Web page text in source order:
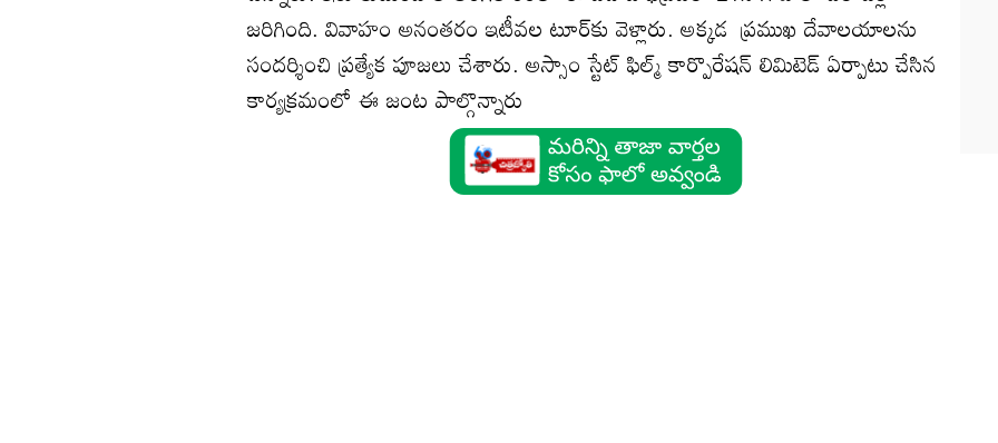
జరిగింది. వివాహం అనంతరం ఇటీవల టూర్‌కు వెళ్లారు. అక్కడ ప్రముఖ దేవాలయాలను
సందర్శించి ప్రత్యేక పూజలు చేశారు. అస్సాం స్టేట్‌ ఫిల్మ్‌ కార్పొరేషన్‌ లిమిటెడ్‌ ఏర్పాటు చేసిన
కార్యక్రమంలో ఈ జంట పాల్గొన్నారు